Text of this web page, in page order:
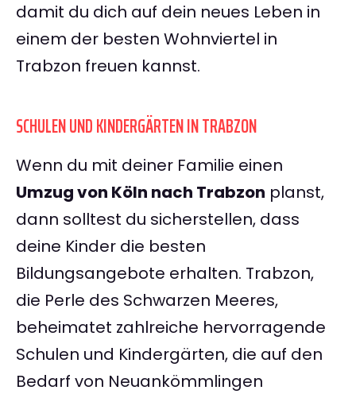
damit du dich auf dein neues Leben in
einem der besten Wohnviertel in
Trabzon freuen kannst.
SCHULEN UND KINDERGÄRTEN IN TRABZON
Wenn du mit deiner Familie einen
Umzug von Köln nach Trabzon planst,
dann solltest du sicherstellen, dass
deine Kinder die besten
Bildungsangebote erhalten. Trabzon,
die Perle des Schwarzen Meeres,
beheimatet zahlreiche hervorragende
Schulen und Kindergärten, die auf den
Bedarf von Neuankömmlingen